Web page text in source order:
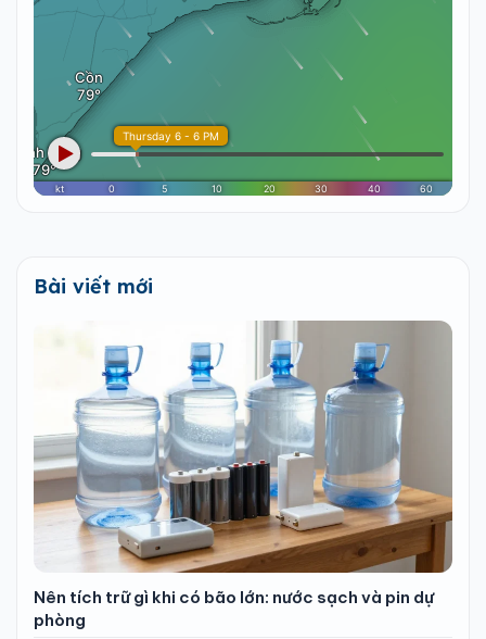
Bài viết mới
Nên tích trữ gì khi có bão lớn: nước sạch và pin dự
phòng